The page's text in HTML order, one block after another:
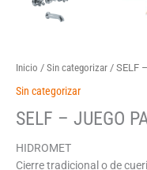
Inicio / Sin categorizar / SELF
Sin categorizar
SELF – JUEGO
HIDROMET
Cierre tradicional o de